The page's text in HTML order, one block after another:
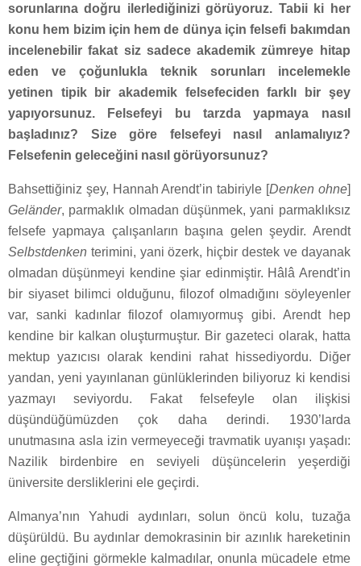
sorunlarına doğru ilerlediğinizi görüyoruz. Tabii ki her
konu hem bizim için hem de dünya için felsefi bakımdan
incelenebilir fakat siz sadece akademik zümreye hitap
eden ve çoğunlukla teknik sorunları incelemekle
yetinen tipik bir akademik felsefeciden farklı bir şey
yapıyorsunuz. Felsefeyi bu tarzda yapmaya nasıl
başladınız? Size göre felsefeyi nasıl anlamalıyız?
Felsefenin geleceğini nasıl görüyorsunuz?
Bahsettiğiniz şey, Hannah Arendt’in tabiriyle [Denken ohne]
Geländer, parmaklık olmadan düşünmek, yani parmaklıksız
felsefe yapmaya çalışanların başına gelen şeydir. Arendt
Selbstdenken terimini, yani özerk, hiçbir destek ve dayanak
olmadan düşünmeyi kendine şiar edinmiştir. Hâlâ Arendt’in
bir siyaset bilimci olduğunu, filozof olmadığını söyleyenler
var, sanki kadınlar filozof olamıyormuş gibi. Arendt hep
kendine bir kalkan oluşturmuştur. Bir gazeteci olarak, hatta
mektup yazıcısı olarak kendini rahat hissediyordu. Diğer
yandan, yeni yayınlanan günlüklerinden biliyoruz ki kendisi
yazmayı seviyordu. Fakat felsefeyle olan ilişkisi
düşündüğümüzden çok daha derindi. 1930’larda
unutmasına asla izin vermeyeceği travmatik uyanışı yaşadı:
Nazilik birdenbire en seviyeli düşüncelerin yeşerdiği
üniversite dersliklerini ele geçirdi.
Almanya’nın Yahudi aydınları, solun öncü kolu, tuzağa
düşürüldü. Bu aydınlar demokrasinin bir azınlık hareketinin
eline geçtiğini görmekle kalmadılar, onunla mücadele etme